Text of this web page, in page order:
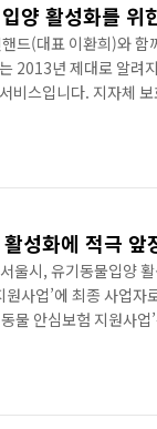
양 활성화를 위
드(대표 이환희)와 함
2013년 제대로 알려
비스입니다. 지자체
DB손해보험과 포인
행되었습니다. DB
성화에 적극 앞
울시, 유기동물입양
사업’에 최종 사업자
안심보험 지원사업
높인다는 목적으로
기동물이 타인의 신